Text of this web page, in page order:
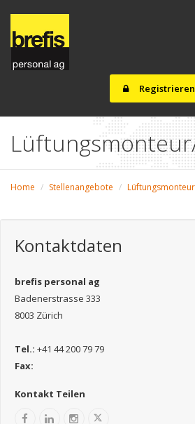
Registrieren
Home Stellenangebote
Kontaktdaten
brefis personal ag
Badenerstrasse 333
8003 Zürich
Tel.: +41 44 200 79 79
Fax:
Kontakt Teilen